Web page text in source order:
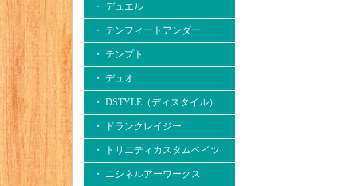
・ デュエル
・ テンフィートアンダー
・ テンプト
・ デュオ
・ DSTYLE（ディスタイル）
・ ドランクレイジー
・ トリニティカスタムベイツ
・ ニシネルアーワークス